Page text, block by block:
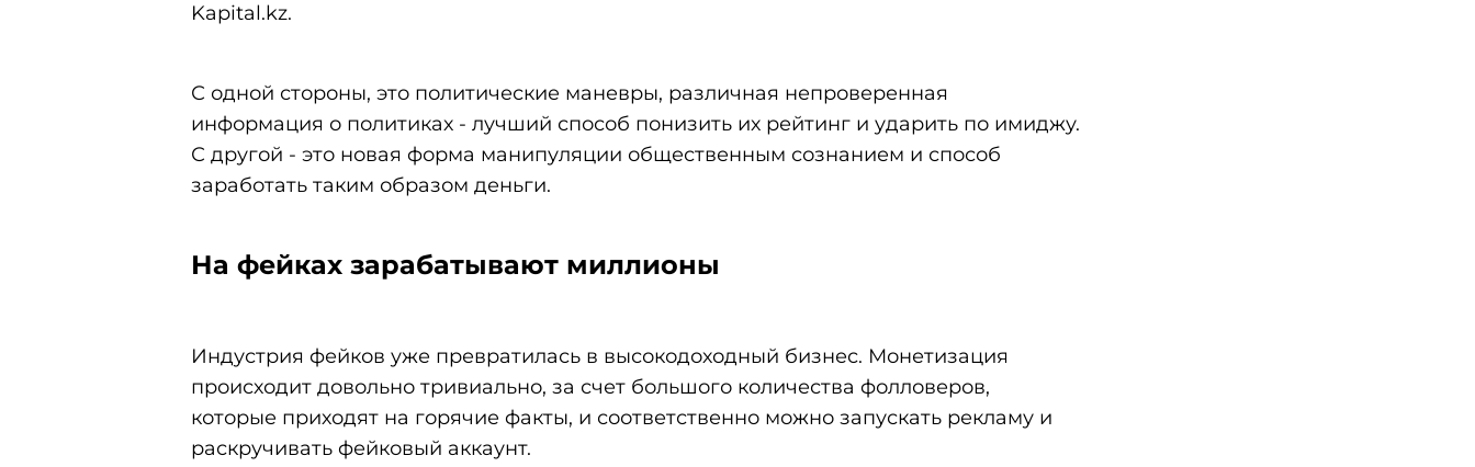
Kapital.kz.
С одной стороны, это политические маневры, различная непроверенная
информация о политиках - лучший способ понизить их рейтинг и ударить по имиджу.
С другой - это новая форма манипуляции общественным сознанием и способ
заработать таким образом деньги.
На фейках зарабатывают миллионы
Индустрия фейков уже превратилась в высокодоходный бизнес. Монетизация
происходит довольно тривиально, за счет большого количества фолловеров,
которые приходят на горячие факты, и соответственно можно запускать рекламу и
раскручивать фейковый аккаунт.